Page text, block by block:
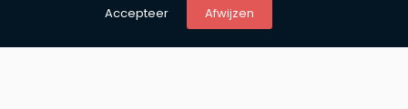
Accepteer Afwijzen
LinkedIn